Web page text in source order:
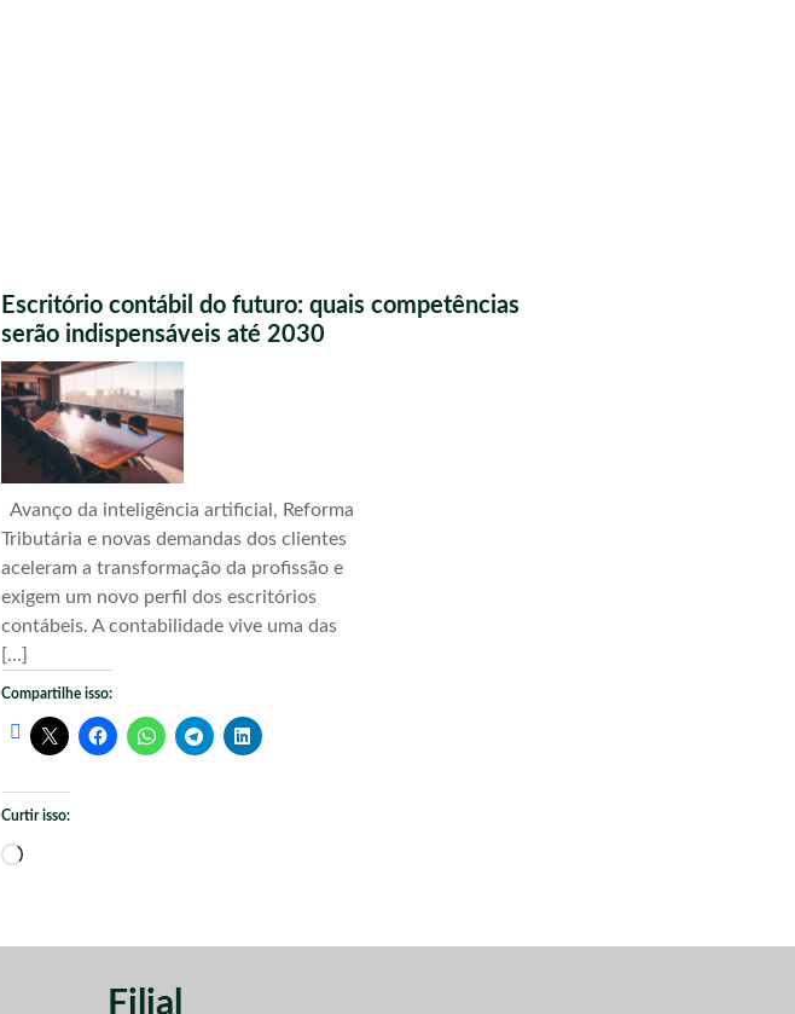
Escritório contábil do futuro: quais competências
serão indispensáveis até 2030
Avanço da inteligência artificial, Reforma
Tributária e novas demandas dos clientes
aceleram a transformação da profissão e
exigem um novo perfil dos escritórios
contábeis. A contabilidade vive uma das
[…]
Compartilhe isso:
Curtir isso:
Carregando...
Filial